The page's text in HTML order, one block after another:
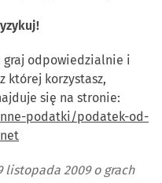
graj odpowiedzialnie i
której korzystasz,
się na stronie:
podatki/podatek-od-
listopada 2009 o grach